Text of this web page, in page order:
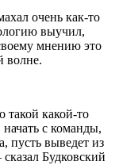
очень как-то
выучил,
мнению это
волне.
такой какой-то
с команды,
пусть выведет из
Будковский